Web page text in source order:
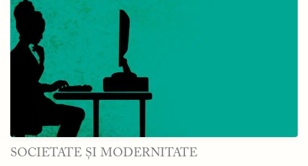
SOCIETATE ȘI MODERNITATE